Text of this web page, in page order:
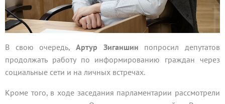
В свою очередь, Артур Зиганшин попросил депутатов
продолжать работу по информированию граждан через
социальные сети и на личных встречах.
Кроме того, в ходе заседания парламентарии рассмотрели